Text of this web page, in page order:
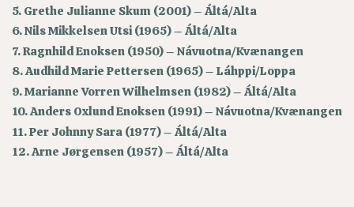
5. Grethe Julianne Skum (2001) – Áltá/Alta
6. Nils Mikkelsen Utsi (1965) – Áltá/Alta
7. Ragnhild Enoksen (1950) – Návuotna/Kvænangen
8. Audhild Marie Pettersen (1965) – Láhppi/Loppa
9. Marianne Vorren Wilhelmsen (1982) – Áltá/Alta
10. Anders Oxlund Enoksen (1991) – Návuotna/Kvænangen
11. Per Johnny Sara (1977) – Áltá/Alta
12. Arne Jørgensen (1957) – Áltá/Alta